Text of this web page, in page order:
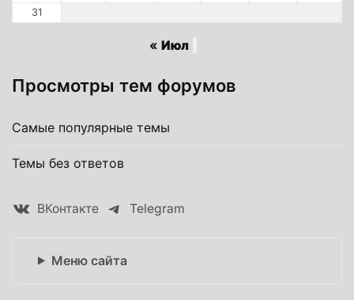
31
« Июл
Просмотры тем форумов
Самые популярные темы
Темы без ответов
ВКонтакте Telegram
Меню сайта